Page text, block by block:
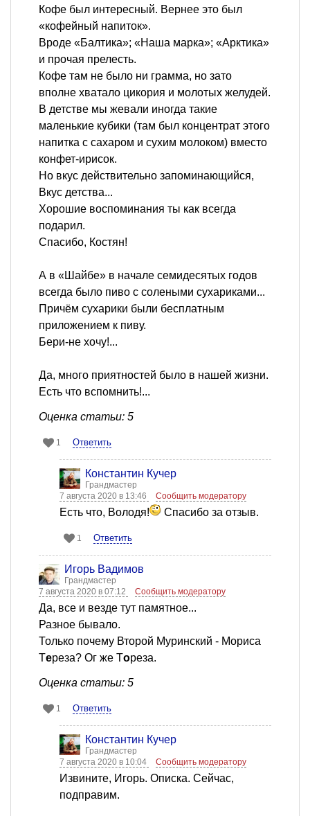
Кофе был интересный. Вернее это был
«кофейный напиток».
Вроде «Балтика»; «Наша марка»; «Арктика»
и прочая прелесть.
Кофе там не было ни грамма, но зато
вполне хватало цикория и молотых желудей.
В детстве мы жевали иногда такие
маленькие кубики (там был концентрат этого
напитка с сахаром и сухим молоком) вместо
конфет-ирисок.
Но вкус действительно запоминающийся,
Вкус детства...
Хорошие воспоминания ты как всегда
подарил.
Спасибо, Костян!
А в «Шайбе» в начале семидесятых годов
всегда было пиво с солеными сухариками...
Причём сухарики были бесплатным
приложением к пиву.
Бери-не хочу!...
Да, много приятностей было в нашей жизни.
Есть что вспомнить!...
Оценка статьи: 5
1 Ответить
Константин Кучер
Грандмастер
7 августа 2020 в 13:46
Сообщить модератору
Есть что, Володя! Спасибо за отзыв.
1 Ответить
Игорь Вадимов
Грандмастер
7 августа 2020 в 07:12
Сообщить модератору
Да, все и везде тут памятное...
Разное бывало.
Только почему Второй Муринский - Мориса
Тереза? Ог же Тореза.
Оценка статьи: 5
1 Ответить
Константин Кучер
Грандмастер
7 августа 2020 в 10:04
Сообщить модератору
Извините, Игорь. Описка. Сейчас,
подправим.